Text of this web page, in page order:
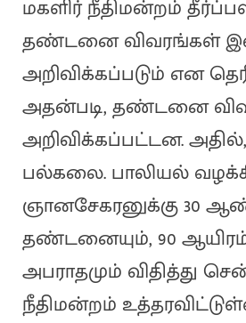
மகளிர் நீதிமன்றம்
தண்டனை விவரங்கள்
அறிவிக்கப்படும் என
அதன்படி, தண்டனை
அறிவிக்கப்பட்டன.
பல்கலை. பாலியல்
ஞானசேகரனுக்கு 30
தண்டனையும், 90
அபராதமும் விதித்து
நீதிமன்றம்